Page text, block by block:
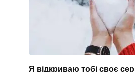
Я відкриваю тобі своє